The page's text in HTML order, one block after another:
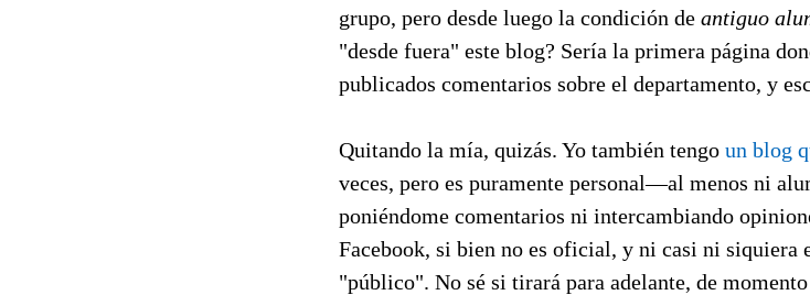
grupo, pero desde luego la condición de antiguo
"desde fuera" este blog? Sería la primera página
publicados comentarios sobre el departamento, y
Quitando la mía, quizás. Yo también tengo un blog
veces, pero es puramente personal—al menos ni
poniéndome comentarios ni intercambiando
Facebook, si bien no es oficial, y ni casi ni siquiera
"público". No sé si tirará para adelante, de